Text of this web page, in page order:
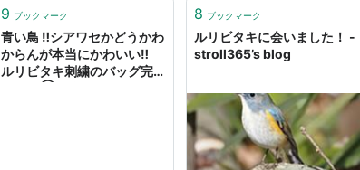
9 ブックマーク
青い鳥 ‼シアワセかどうかわ
からんが本当にかわいい‼
ルリビタキ刺繍のバッグ完成
8 ブックマーク
ルリビタキに会いました！ -
stroll365’s blog